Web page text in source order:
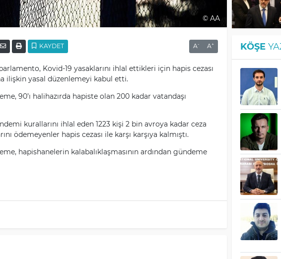
© AA
KAYDET A- A+
Kovid-19 yasaklarını ihlal ettikleri için hapis cezası
ilişkin yasal düzenlemeyi kabul etti.
90’ı halihazırda hapiste olan 200 kadar vatandaşı
kurallarını ihlal eden 1223 kişi 2 bin avroya kadar ceza
ödemeyenler hapis cezası ile karşı karşıya kalmıştı.
hapishanelerin kalabalıklaşmasının ardından gündeme
KÖŞE